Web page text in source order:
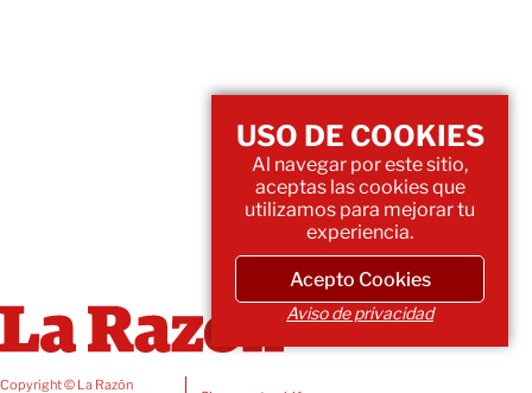
Copyright © La Razón
USO DE COOKIES
Al navegar por este sitio,
aceptas las cookies que
utilizamos para mejorar tu
experiencia.
Acepto Cookies
Aviso de privacidad